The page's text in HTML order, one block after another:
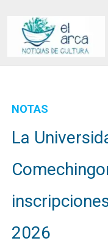
contenido
NOTAS
La
2026